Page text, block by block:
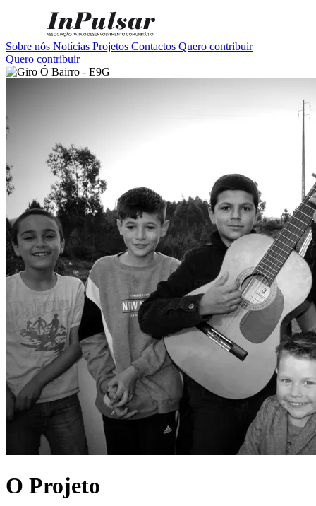
Sobre nós Notícias Projetos Contactos Quero contribuir
Quero contribuir
O Projeto